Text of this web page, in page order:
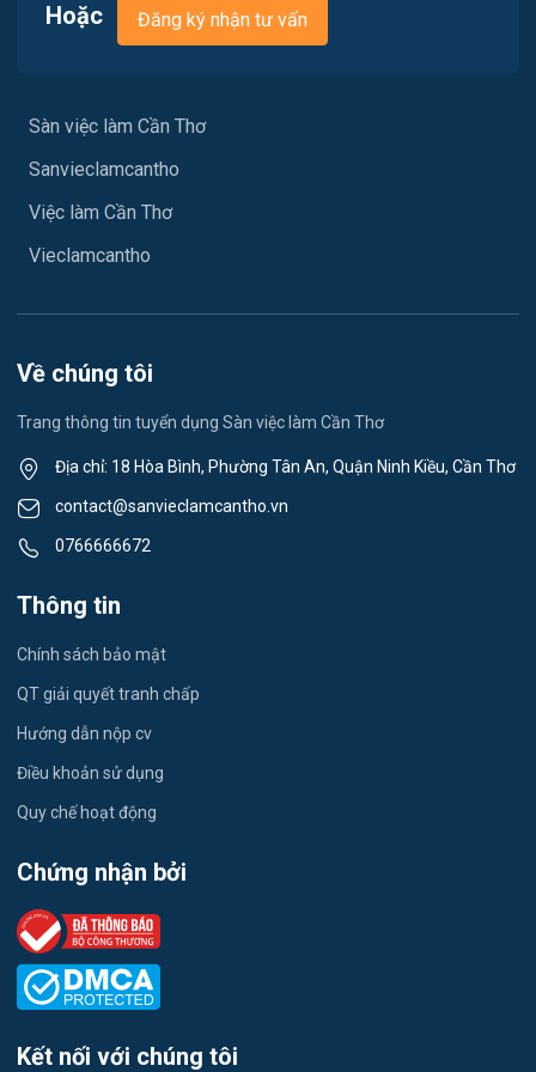
Xây dựng
Ngành khác
Vệ sinh công nghiệp
Thể dục - thể thao
Lái xe
Tiếng Nhật
Tester
Đầu Bếp
Tiếng Trung
Tiếng Hàn
Tiếng Anh
Việc làm Ngã Bảy
Việc làm Sóc Trăng
Việc làm Mỹ Xuyên
Việc làm Vĩnh Phước
Việc làm Nhơn Ái
Việc làm Đông Thuận
Việc làm Trường Xuân
Việc làm Trường Thành
Việc làm Đông Hiệp
Việc làm Trung Hưng
Việc làm Thạnh An
Việc làm Thạnh Quới
Việc làm Hòa Lưu
Việc làm Vị Thủy
Hoặc Đăng ký nhận tư vấn
Sàn việc làm Cần Thơ
Sanvieclamcantho
Việc làm Cần Thơ
Vieclamcantho
Về chúng tôi
Trang thông tin tuyển dụng Sàn việc làm Cần Thơ
Địa chỉ: 18 Hòa Bình, Phường Tân An, Quận Ninh Kiều, Cần Thơ
contact@sanvieclamcantho.vn
0766666672
Thông tin
Chính sách bảo mật
QT giải quyết tranh chấp
Hướng dẫn nộp cv
Điều khoản sử dụng
Quy chế hoạt động
Chứng nhận bởi
Kết nối với chúng tôi